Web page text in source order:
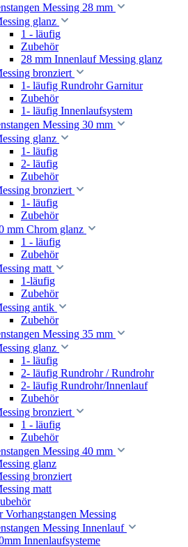
Messing 28 mm
glanz
1 - läufig
Zubehör
28 mm Innenlauf Messing glanz
bronziert
1- läufig Rundrohr Garnitur
Zubehör
1- läufig Innenlaufsystem
Messing 30 mm
glanz
1- läufig
2- läufig
Zubehör
bronziert
1- läufig
Zubehör
mm Chrom glanz
1 - läufig
Zubehör
matt
1-läufig
Zubehör
antik
Zubehör
Messing 35 mm
glanz
1- läufig
2- läufig Rundrohr / Rundrohr
2- läufig Rundrohr/Innenlauf
Zubehör
bronziert
1 - läufig
Zubehör
Messing 40 mm
glanz
bronziert
matt
Vorhangstangen Messing
Messing Innenlauf
Innenlaufsysteme